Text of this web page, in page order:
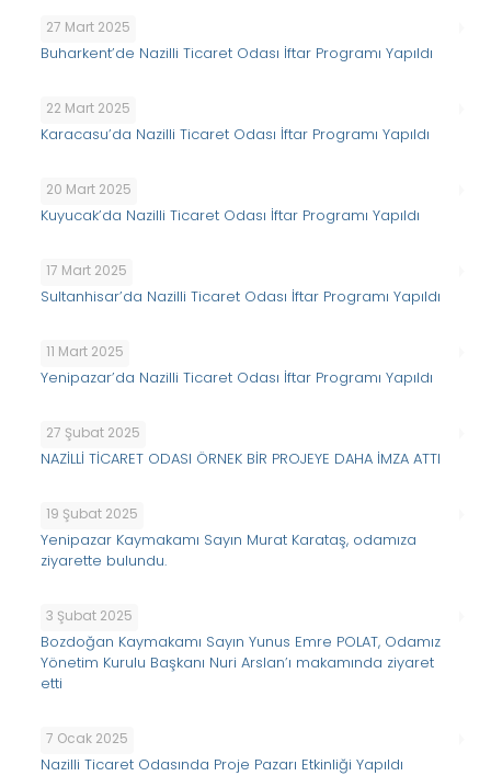
27 Mart 2025
Buharkent’de Nazilli Ticaret Odası İftar Programı Yapıldı
22 Mart 2025
Karacasu’da Nazilli Ticaret Odası İftar Programı Yapıldı
20 Mart 2025
Kuyucak’da Nazilli Ticaret Odası İftar Programı Yapıldı
17 Mart 2025
Sultanhisar’da Nazilli Ticaret Odası İftar Programı Yapıldı
11 Mart 2025
Yenipazar’da Nazilli Ticaret Odası İftar Programı Yapıldı
27 Şubat 2025
NAZİLLİ TİCARET ODASI ÖRNEK BİR PROJEYE DAHA İMZA ATTI
19 Şubat 2025
Yenipazar Kaymakamı Sayın Murat Karataş, odamıza
ziyarette bulundu.
3 Şubat 2025
Bozdoğan Kaymakamı Sayın Yunus Emre POLAT, Odamız
Yönetim Kurulu Başkanı Nuri Arslan’ı makamında ziyaret
etti
7 Ocak 2025
Nazilli Ticaret Odasında Proje Pazarı Etkinliği Yapıldı